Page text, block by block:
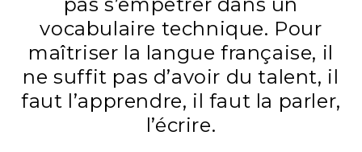
vocabulaire technique. Pour
maîtriser la langue française, il
ne suffit pas d’avoir du talent, il
faut l’apprendre, il faut la parler,
l’écrire.